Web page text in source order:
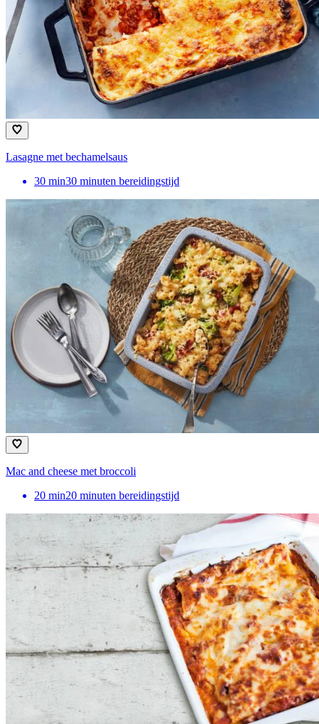
Lasagne met bechamelsaus
30 min30 minuten bereidingstijd
Mac and cheese met broccoli
20 min20 minuten bereidingstijd